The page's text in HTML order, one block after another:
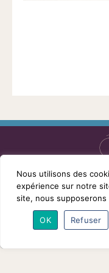
1901
L’association
Adhésions
Mentions légales
Nous utilisons des
expérience sur notre
site, nous
OK Refuser